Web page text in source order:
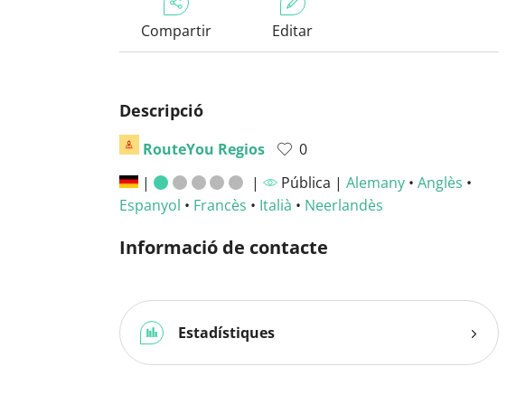
Compartir Editar
Descripció
RouteYou Regios
0
|
| Pública | Alemany• Anglès •
Espanyol • Francès • Italià • Neerlandès
Informació de contacte
Estadístiques